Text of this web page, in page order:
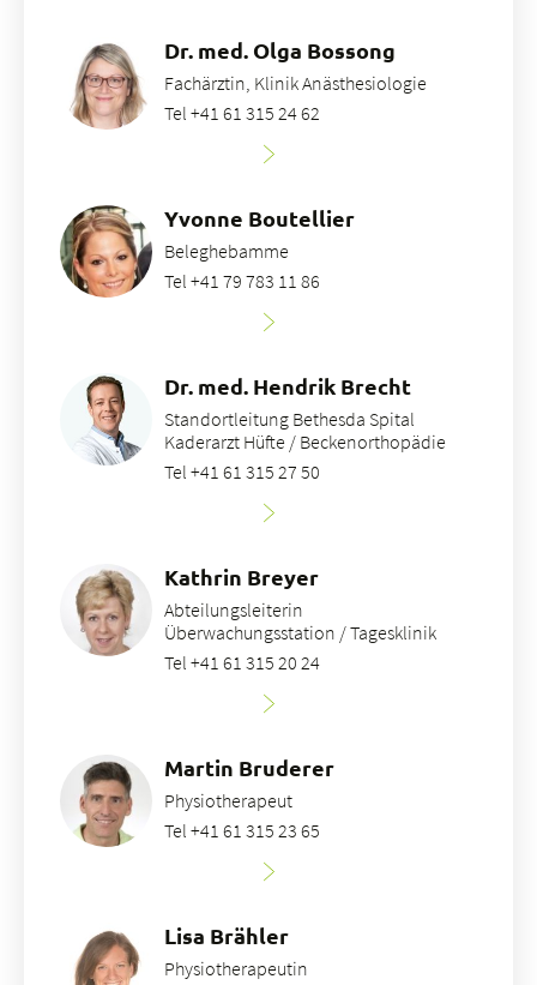
Dr. med. Olga Bossong
Fachärztin, Klinik Anästhesiologie
Tel +41 61 315 24 62
Yvonne Boutellier
Beleghebamme
Tel +41 79 783 11 86
Dr. med. Hendrik Brecht
Standortleitung Bethesda Spital
Kaderarzt Hüfte / Beckenorthopädie
Tel +41 61 315 27 50
Kathrin Breyer
Abteilungsleiterin
Überwachungsstation / Tagesklinik
Tel +41 61 315 20 24
Martin Bruderer
Physiotherapeut
Tel +41 61 315 23 65
Lisa Brähler
Physiotherapeutin